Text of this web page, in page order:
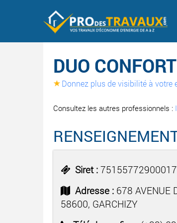
DUO
Donnez plus de visibilité à votre
Consultez les autres professionnels :
Siret : 75155772900017
Adresse : 678 AVENUE
58600, GARCHIZY